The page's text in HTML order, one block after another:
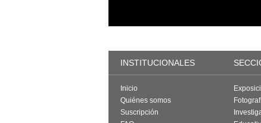
INSTITUCIONALES
Inicio
Quiénes somos
Suscripción